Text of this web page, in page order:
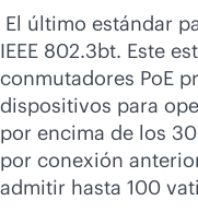
El último estándar
IEEE 802.3bt. Este
conmutadores PoE
dispositivos para
por encima de los
por conexión
admitir hasta 100